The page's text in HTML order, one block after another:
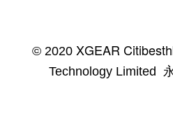
© 2020 XGEAR
Technology Limited